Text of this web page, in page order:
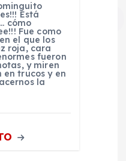
Está
cómo
Fue como
el que los
roja, cara
fueron
y miren
trucos y en
la